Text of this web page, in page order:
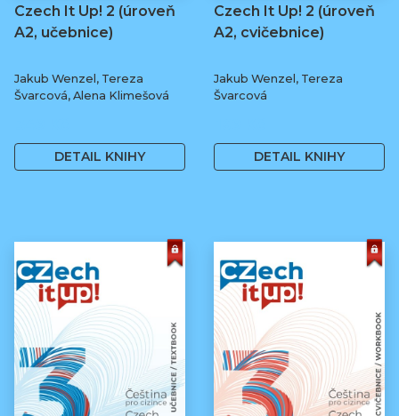
Czech It Up! 2 (úroveň
A2, učebnice)
Jakub Wenzel, Tereza
Švarcová, Alena Klimešová
DETAIL KNIHY
Czech It Up! 2 (úroveň
A2, cvičebnice)
Jakub Wenzel, Tereza
Švarcová
DETAIL KNIHY